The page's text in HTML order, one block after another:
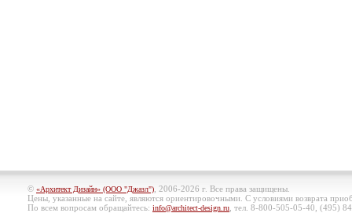
© «Архитект Дизайн» (ООО "Джазл") , 2006-2026 г. Все права защищены.
Цены, указанные на сайте, являются ориентировочными. С условиями возврата
По всем вопросам обращайтесь: info@architect-design.ru , тел. 8-800-505-05-40, (495)